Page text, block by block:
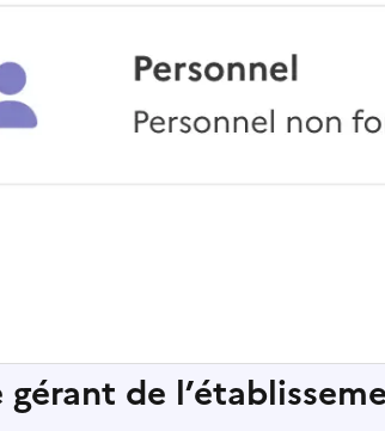
gérant de